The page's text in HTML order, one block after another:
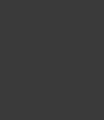
سميرة
في
الحديثة